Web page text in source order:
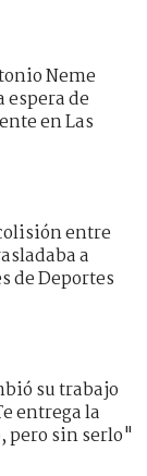
Neme
espera de
en Las
entre
a
de Deportes
su trabajo
entrega la
pero sin serlo"